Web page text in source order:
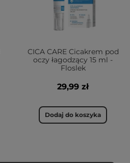
CICA CARE Cicakrem pod
oczy łagodzący 15 ml -
Floslek
29,99 zł
Dodaj do koszyka